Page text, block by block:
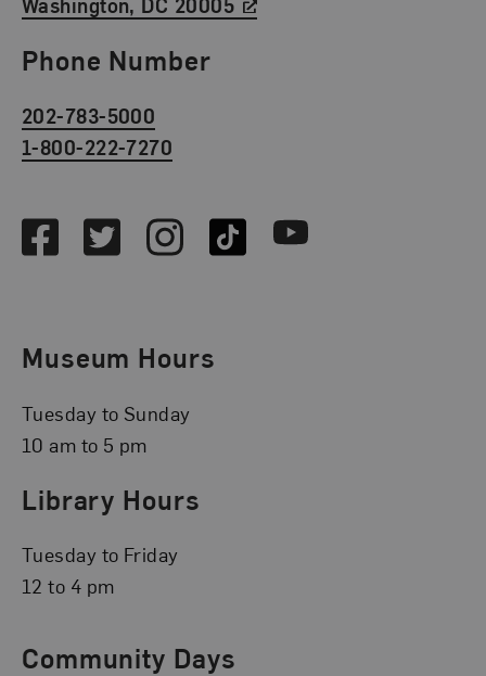
Washington, DC 20005
Phone Number
202-783-5000
1-800-222-7270
FacebookTwitterInstagramTikTok Youtube
Museum Hours
Tuesday to Sunday
10 am to 5 pm
Library Hours
Tuesday to Friday
12 to 4 pm
Community Days